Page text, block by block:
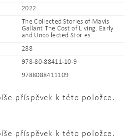
2022
The Collected Stories of Mavis
Gallant The Cost of Living. Early
and Uncollected Stories
288
978-80-88411-10-9
9788088411109
příspěvek k této položce.
příspěvek k této položce.